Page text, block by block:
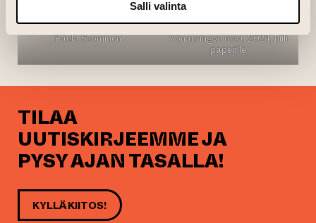
Salli valinta
Paula Suominen
Yönauringon maa, 2024, hiili
paperille
TILAA
UUTISKIRJEEMME JA
PYSY AJAN TASALLA!
KYLLÄ KIITOS!